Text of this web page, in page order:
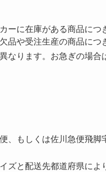
ーに在庫がある商品に
品や受注生産の商品につ
なります。お急ぎの場合
、もしくは佐川急便飛
ズと配送先都道府県によ